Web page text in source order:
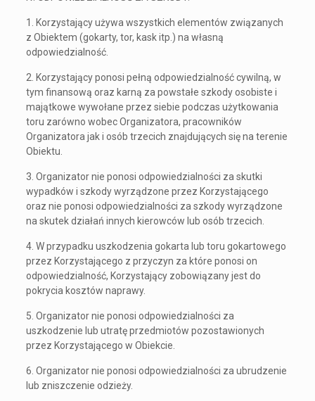
1. Korzystający używa wszystkich elementów związanych
z Obiektem (gokarty, tor, kask itp.) na własną
odpowiedzialność.
2. Korzystający ponosi pełną odpowiedzialność cywilną, w
tym finansową oraz karną za powstałe szkody osobiste i
majątkowe wywołane przez siebie podczas użytkowania
toru zarówno wobec Organizatora, pracowników
Organizatora jak i osób trzecich znajdujących się na terenie
Obiektu.
3. Organizator nie ponosi odpowiedzialności za skutki
wypadków i szkody wyrządzone przez Korzystającego
oraz nie ponosi odpowiedzialności za szkody wyrządzone
na skutek działań innych kierowców lub osób trzecich.
4. W przypadku uszkodzenia gokarta lub toru gokartowego
przez Korzystającego z przyczyn za które ponosi on
odpowiedzialność, Korzystający zobowiązany jest do
pokrycia kosztów naprawy.
5. Organizator nie ponosi odpowiedzialności za
uszkodzenie lub utratę przedmiotów pozostawionych
przez Korzystającego w Obiekcie.
6. Organizator nie ponosi odpowiedzialności za ubrudzenie
lub zniszczenie odzieży.